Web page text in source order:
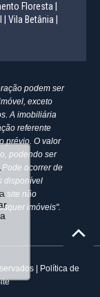
Floresta |
Vila Betânia |
podem ser
exceto
A imobiliária
referente
prévio. O valor
podendo ser
ocorrer de
disponível
site não
imóveis".
|
Política de